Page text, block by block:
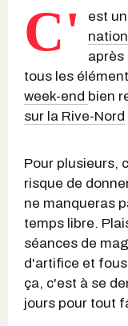
C' est
après
tous les
week-end bien
sur la Rive-Nord
Pour plusieurs,
risque de
ne manqueras
temps libre.
séances de
d'artifice et
ça, c'est à se
jours pour tout